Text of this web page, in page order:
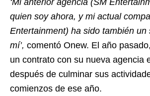
quien soy ahora, y mi actual
Entertainment) ha sido también un
mí’, comentó Onew. El año
un contrato con su nueva agencia
después de culminar sus
comienzos de ese año.